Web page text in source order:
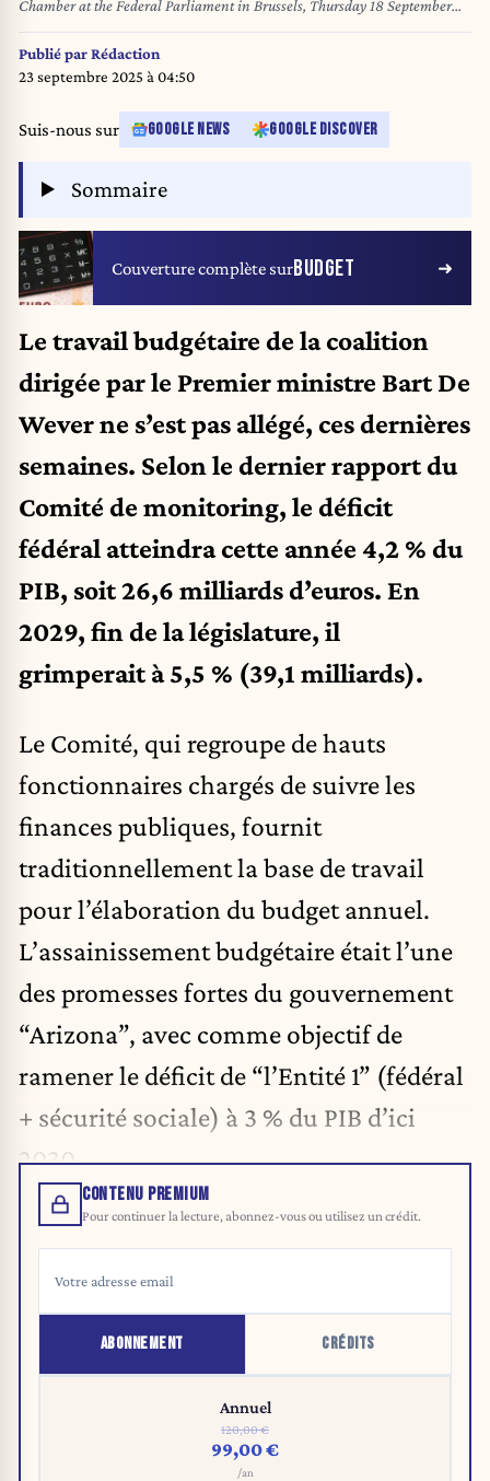
Chamber at the Federal Parliament in Brussels, Thursday 18 September
2025. BELGA PHOTO ERIC LALMAND
Publié parRédaction
23 septembre 2025 à 04:50
Suis-nous sur GOOGLE NEWS GOOGLE DISCOVER
Sommaire
Couverture complète surBUDGET
Le travail budgétaire de la coalition
dirigée par le Premier ministre Bart De
Wever ne s’est pas allégé, ces dernières
semaines. Selon le dernier rapport du
Comité de monitoring, le déficit
fédéral atteindra cette année 4,2 % du
PIB, soit 26,6 milliards d’euros. En
2029, fin de la législature, il
grimperait à 5,5 % (39,1 milliards).
Le Comité, qui regroupe de hauts
fonctionnaires chargés de suivre les
finances publiques, fournit
traditionnellement la base de travail
pour l’élaboration du budget annuel.
L’assainissement budgétaire était l’une
des promesses fortes du gouvernement
“Arizona”, avec comme objectif de
ramener le déficit de “l’Entité 1” (fédéral
+ sécurité sociale) à 3 % du PIB d’ici
2030.
CONTENU PREMIUM
Pour continuer la lecture, abonnez-vous ou utilisez un crédit.
ABONNEMENT CRÉDITS
Annuel
120,00 €
99,00 €
/an